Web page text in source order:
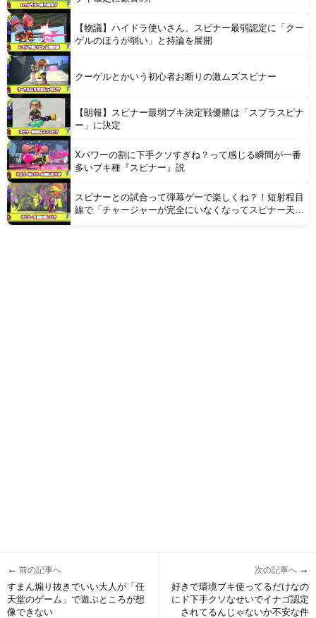
【物議】ハイドラ使いさん、スピナー最弱認定に「クー
ゲルのほうが弱い」と持論を展開
クーゲルとかいう初心者お断りの激ムズスピナー
【朗報】スピナー最弱ブキ決定戦優勝は「スプラスピナ
ー」に決定
Xパワーの割に下手クソすぎね？って感じる瞬間が一番
多いブキ種『スピナー』説
スピナーとの試合って弾幕ゲーで楽しくね？！短射程目
線で「チャージャーが完全にいなくなってスピナー天
← 前の記事へ
すまん煽り抜きでいい大人が「任
天堂のゲーム」で遊ぶところが想
像できない
次の記事へ →
好きで環境ブキ使ってるだけなの
にド下手クソなせいでイナゴ認定
されてるんじゃないか不安な件